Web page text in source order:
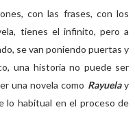
con las frases, con los
tienes el infinito, pero a
se van poniendo puertas y
una historia no puede ser
una novela como Rayuelay
lo habitual en el proceso de